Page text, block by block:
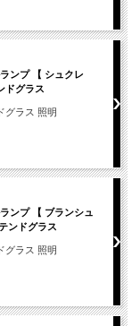
ンプ 【 シュクレ
ドグラス
グラス 照明
ンプ 【 ブランシュ
ンドグラス
グラス 照明